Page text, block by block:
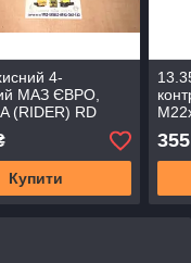
4-
МАЗ ЄВРО,
(RIDER) RD
Купити
355